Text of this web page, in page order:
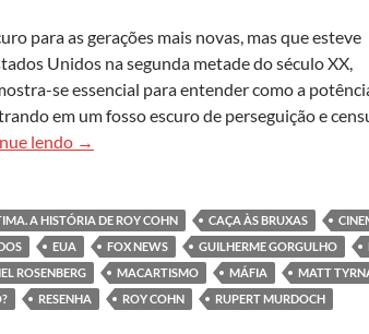
para as gerações mais novas, mas que esteve
Unidos na segunda metade do século XX,
se essencial para entender como a
em um fosso escuro de perseguição e
lendo Documentários revelam como papel
→
A HISTÓRIA DE ROY COHN CAÇA ÀS BRUXAS
EUA FOX NEWS GUILHERME GORGULHO
ROSENBERG MACARTISMO MÁFIA
MATT
RESENHA ROY COHN
RUPERT MURDOCH